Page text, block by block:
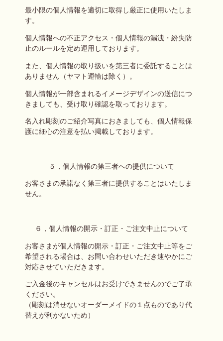
最小限の個人情報を適切に取得し厳正に使用いたしま
す。
個人情報への不正アクセス・個人情報の漏洩・紛失防
止のルールを定め運用しております。
また、個人情報の取り扱いを第三者に委託することは
ありません（ヤマト運輸は除く）。
個人情報が一部含まれるイメージデザインの送信につ
きましても、受け取り確認を取っております。
名入れ彫刻のご紹介写真におきましても、個人情報保
護に細心の注意を払い掲載しております。
５，個人情報の第三者への提供について
お客さまの承諾なく第三者に提供することはいたしま
せん。
６，個人情報の開示・訂正・ご注文中止について
お客さまが個人情報の開示・訂正・ご注文中止等をご
希望される場合は、お問い合わせいただき速やかにご
対応させていただきます。
ご入金後のキャンセルはお受けできませんのでご了承
ください。
（彫刻は消せないオーダーメイドの１点ものであり代
替えが利かないため）